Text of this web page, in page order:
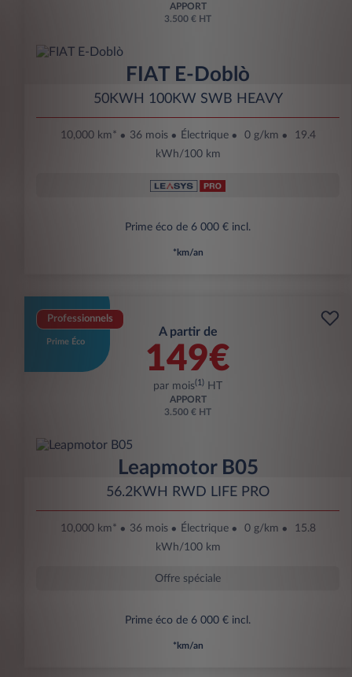
APPORT
3.500 € HT
FIAT E-Doblò
50KWH 100KW SWB HEAVY
10,000 km* 36 mois Électrique 0 g/km
19.4
kWh/100 km
Prime éco de 6 000 € incl.
*km/an
Professionnels
Prime Éco
A partir de
149€
par mois(1) HT
APPORT
3.500 € HT
Leapmotor B05
56.2KWH RWD LIFE PRO
10,000 km* 36 mois Électrique 0 g/km
15.8
kWh/100 km
Offre spéciale
Prime éco de 6 000 € incl.
*km/an